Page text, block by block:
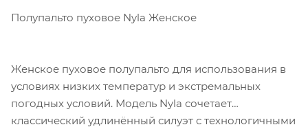
Полупальто пуховое Nyla Женское
Женское пуховое полупальто для использования в
условиях низких температур и экстремальных
погодных условий. Модель Nyla сочетает
классический удлинённый силуэт с технологичными